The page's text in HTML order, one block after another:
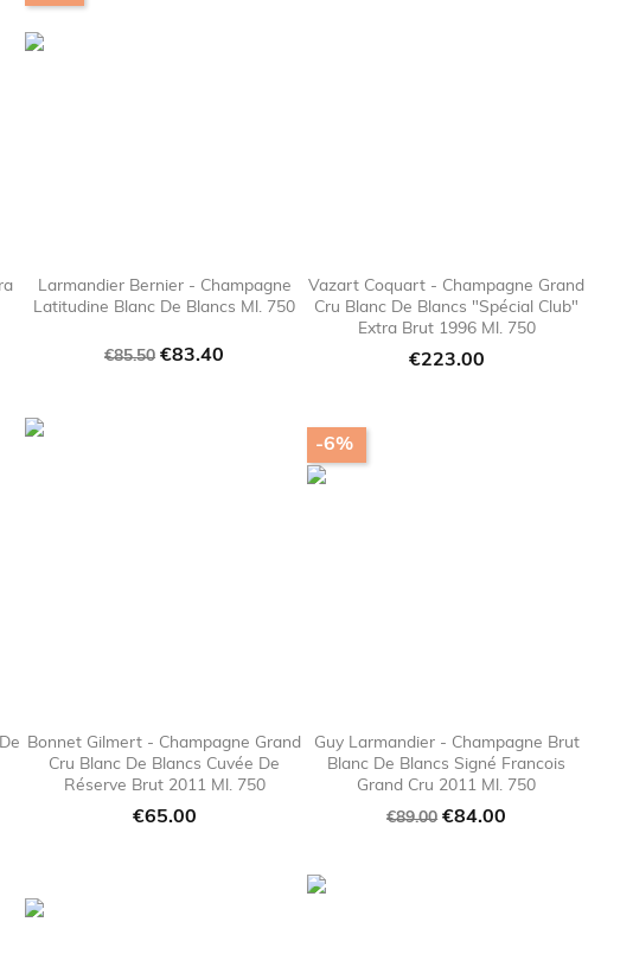
Larmandier Bernier - Champagne
Latitudine Blanc De Blancs Ml. 750
Regular
€85.50 Price
€83.40
favorite_border
Vazart Coquart - Champagne Grand
Cru Blanc De Blancs "Spécial Club"
Extra Brut 1996 Ml. 750
Price
€223.00

Bonnet Gilmert - Champagne Grand
Cru Blanc De Blancs Cuvée De
Réserve Brut 2011 Ml. 750
Price
€65.00
 favorite_border
Guy Larmandier - Champagne Brut
Blanc De Blancs Signé Francois
Grand Cru 2011 Ml. 750
Regular
€89.00 Price
€84.00
-6%
